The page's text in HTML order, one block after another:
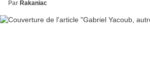
Par Rakaniac